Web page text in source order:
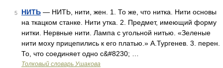
5 НИТЬ — НИТЬ, нити, жен. 1. То же, что нитка. Нити основы
на ткацком станке. Нити утка. 2. Предмет, имеющий форму
нитки. Нервные нити. Лампа с угольной нитью. «Зеленые
нити моху прицепились к его платью.» А.Тургенев. 3. перен.
То, что соединяет одно с&#8230; …
Толковый словарь Ушакова